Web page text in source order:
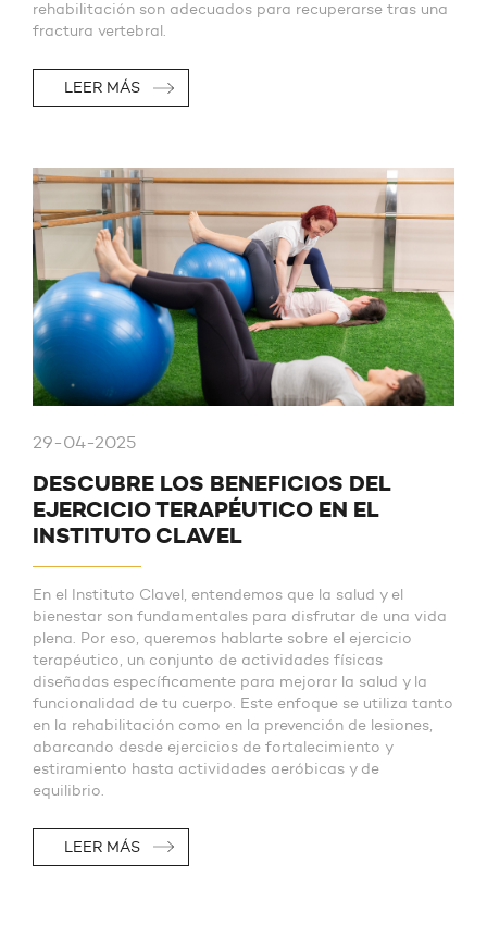
rehabilitación son adecuados para recuperarse tras una
fractura vertebral.
LEER MÁS
29-04-2025
DESCUBRE LOS BENEFICIOS DEL
EJERCICIO TERAPÉUTICO EN EL
INSTITUTO CLAVEL
En el Instituto Clavel, entendemos que la salud y el
bienestar son fundamentales para disfrutar de una vida
plena. Por eso, queremos hablarte sobre el ejercicio
terapéutico, un conjunto de actividades físicas
diseñadas específicamente para mejorar la salud y la
funcionalidad de tu cuerpo. Este enfoque se utiliza tanto
en la rehabilitación como en la prevención de lesiones,
abarcando desde ejercicios de fortalecimiento y
estiramiento hasta actividades aeróbicas y de
equilibrio.
LEER MÁS